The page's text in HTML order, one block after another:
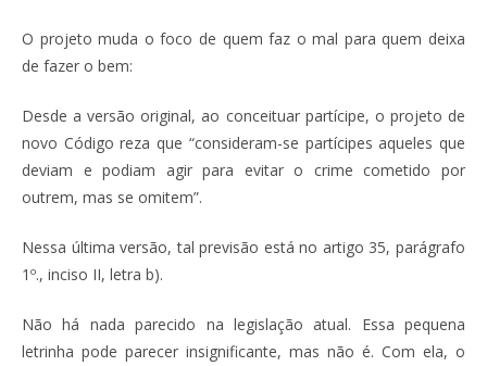
O projeto muda o foco de quem faz o mal para quem deixa
de fazer o bem:
Desde a versão original, ao conceituar partícipe, o projeto de
novo Código reza que “consideram-se partícipes aqueles que
deviam e podiam agir para evitar o crime cometido por
outrem, mas se omitem”.
Nessa última versão, tal previsão está no artigo 35, parágrafo
1º., inciso II, letra b).
Não há nada parecido na legislação atual. Essa pequena
letrinha pode parecer insignificante, mas não é. Com ela, o